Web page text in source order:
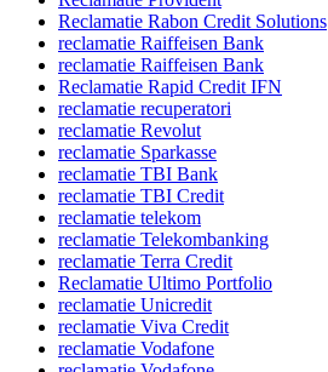
Reclamatie Rabon Credit Solutions
reclamatie Raiffeisen Bank
reclamatie Raiffeisen Bank
Reclamatie Rapid Credit IFN
reclamatie recuperatori
reclamatie Revolut
reclamatie Sparkasse
reclamatie TBI Bank
reclamatie TBI Credit
reclamatie telekom
reclamatie Telekombanking
reclamatie Terra Credit
Reclamatie Ultimo Portfolio
reclamatie Unicredit
reclamatie Viva Credit
reclamatie Vodafone